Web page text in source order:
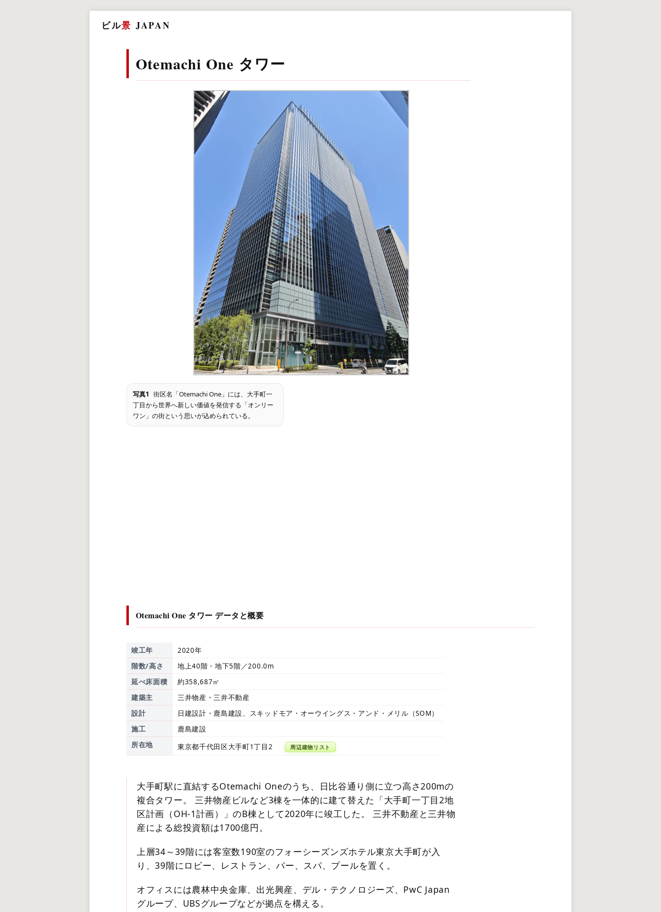
ビル景 JAPAN
Otemachi One タワー
写真1 街区名「Otemachi One」には、大手町一
丁目から世界へ新しい価値を発信する「オンリー
ワン」の街という思いが込められている。
Otemachi One タワー データと概要
竣工年
2020年
階数/高さ
地上40階・地下5階／200.0m
延べ床面積
約358,687㎡
建築主
三井物産・三井不動産
設計
日建設計・鹿島建設、スキッドモア・オーウイングス・アンド・メリル（SOM）
施工
鹿島建設
所在地
東京都千代田区大手町1丁目2 周辺建物リスト
大手町駅に直結するOtemachi Oneのうち、日比谷通り側に立つ高さ200mの
複合タワー。 三井物産ビルなど3棟を一体的に建て替えた「大手町一丁目2地
区計画（OH-1計画）」のB棟として2020年に竣工した。 三井不動産と三井物
産による総投資額は1700億円。
上層34～39階には客室数190室のフォーシーズンズホテル東京大手町が入
り、39階にロビー、レストラン、バー、スパ、プールを置く。
オフィスには農林中央金庫、出光興産、デル・テクノロジーズ、PwC Japan
グループ、UBSグループなどが拠点を構える。